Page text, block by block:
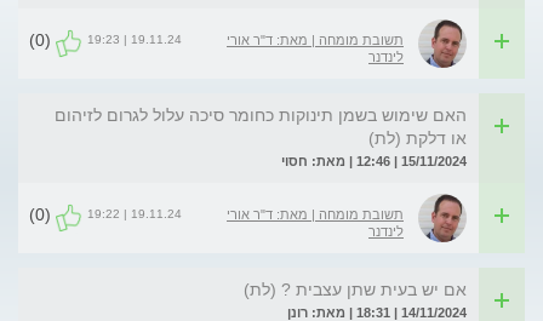
תשובת מומחה | מאת: ד"ר אורי
לינדנר
19.11.24 | 19:23
(0)
האם שימוש בשמן תינוקות כחומר סיכה עלול לגרום לזיהום
או דלקת (לת)
15/11/2024 | 12:46 | מאת: חסוי
תשובת מומחה | מאת: ד"ר אורי
לינדנר
19.11.24 | 19:22
(0)
אם יש בעית שתן עצבית ? (לת)
14/11/2024 | 18:31 | מאת: רונן